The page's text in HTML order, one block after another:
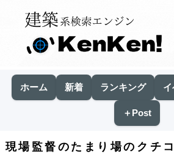
ホーム 新着 ランキング イ
＋Post
現場監督のたまり場のクチ